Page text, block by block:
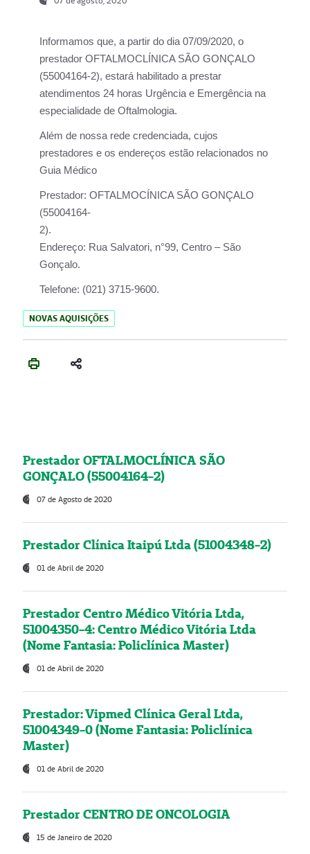
Informamos que, a partir do dia07/09/2020, o
prestador OFTALMOCLÍNICA SÃO GONÇALO
(55004164-2), estará habilitado a prestar
atendimentos 24 horas Urgência e Emergência na
especialidade de Oftalmologia.
Além de nossa rede credenciada, cujos
prestadores e os endereços estão relacionados no
Guia Médico
Prestador: OFTALMOCÍNICA SÃO GONÇALO
(55004164-
2).
Endereço: Rua Salvatori, n°99, Centro – São
Gonçalo.
Telefone: (021) 3715-9600.
NOVAS AQUISIÇÕES
Prestador OFTALMOCLÍNICA SÃO
GONÇALO (55004164-2)
07 de Agosto de 2020
Prestador Clínica Itaipú Ltda (51004348-2)
01 de Abril de 2020
Prestador Centro Médico Vitória Ltda,
51004350-4: Centro Médico Vitória Ltda
(Nome Fantasia: Policlínica Master)
01 de Abril de 2020
Prestador: Vipmed Clínica Geral Ltda,
51004349-0 (Nome Fantasia: Policlínica
Master)
01 de Abril de 2020
Prestador CENTRO DE ONCOLOGIA
15 de Janeiro de 2020